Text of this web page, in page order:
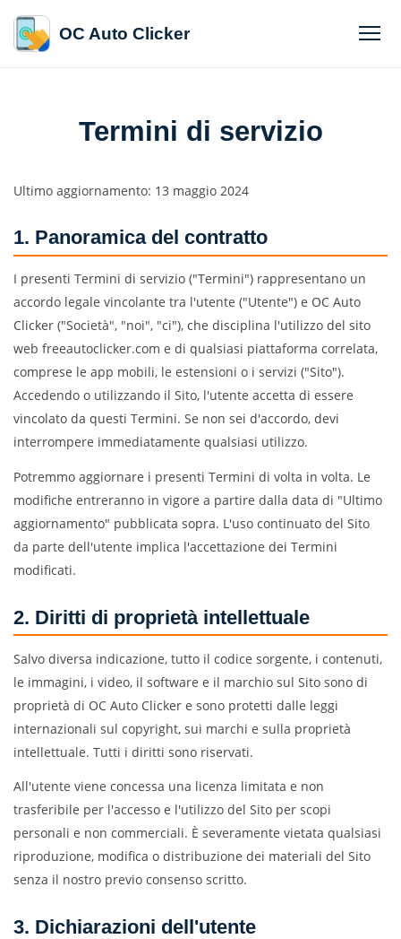
OC Auto Clicker
Termini di servizio
Ultimo aggiornamento: 13 maggio 2024
1. Panoramica del contratto
I presenti Termini di servizio ("Termini") rappresentano un
accordo legale vincolante tra l'utente ("Utente") e OC Auto
Clicker ("Società", "noi", "ci"), che disciplina l'utilizzo del sito
web freeautoclicker.com e di qualsiasi piattaforma correlata,
comprese le app mobili, le estensioni o i servizi ("Sito").
Accedendo o utilizzando il Sito, l'utente accetta di essere
vincolato da questi Termini. Se non sei d'accordo, devi
interrompere immediatamente qualsiasi utilizzo.
Potremmo aggiornare i presenti Termini di volta in volta. Le
modifiche entreranno in vigore a partire dalla data di "Ultimo
aggiornamento" pubblicata sopra. L'uso continuato del Sito
da parte dell'utente implica l'accettazione dei Termini
modificati.
2. Diritti di proprietà intellettuale
Salvo diversa indicazione, tutto il codice sorgente, i contenuti,
le immagini, i video, il software e il marchio sul Sito sono di
proprietà di OC Auto Clicker e sono protetti dalle leggi
internazionali sul copyright, sui marchi e sulla proprietà
intellettuale. Tutti i diritti sono riservati.
All'utente viene concessa una licenza limitata e non
trasferibile per l'accesso e l'utilizzo del Sito per scopi
personali e non commerciali. È severamente vietata qualsiasi
riproduzione, modifica o distribuzione dei materiali del Sito
senza il nostro previo consenso scritto.
3. Dichiarazioni dell'utente